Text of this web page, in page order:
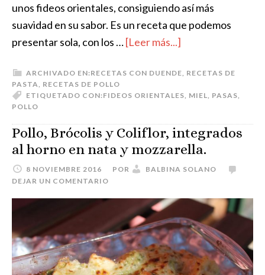
unos fideos orientales, consiguiendo así más
suavidad en su sabor. Es un receta que podemos
presentar sola, con los …[Leer más...]
ARCHIVADO EN:RECETAS CON DUENDE RECETAS DE
PASTA
RECETAS DE POLLO
ETIQUETADO CON:FIDEOS ORIENTALES MIEL PASAS
POLLO
Pollo, Brócolis y Coliflor, integrados
al horno en nata y mozzarella.
8 NOVIEMBRE 2016 POR
BALBINA SOLANO
DEJAR UN COMENTARIO